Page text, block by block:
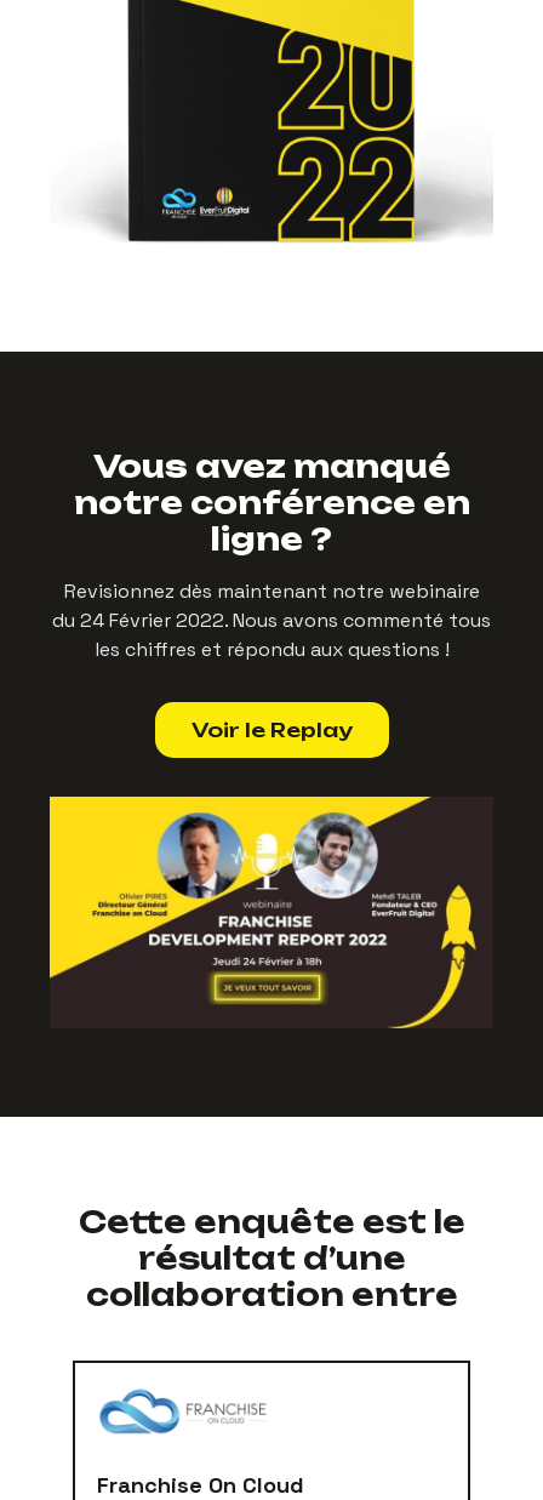
Vous avez manqué
notre conférence en
ligne ?
Revisionnez dès maintenant notre webinaire
du 24 Février 2022. Nous avons commenté tous
les chiffres et répondu aux questions !
Voir le Replay
Cette enquête est le
résultat d’une
collaboration entre
Franchise On Cloud